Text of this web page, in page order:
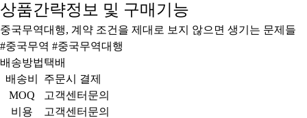
상품간략정보 및 구매기능
중국무역대행, 계약 조건을 제대로 보지 않으면 생기는 문제들
#중국무역 #중국무역대행
배송방법택배
배송비
주문시 결제
MOQ
고객센터문의
비용
고객센터문의